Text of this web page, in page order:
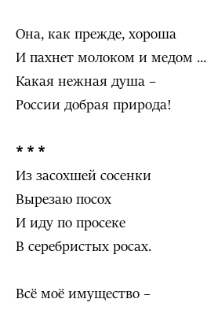
Она, как прежде, хороша
И пахнет молоком и медом ...
Какая нежная душа –
России добрая природа!
* * *
Из засохшей сосенки
Вырезаю посох
И иду по просеке
В серебристых росах.
Всё моё имущество –